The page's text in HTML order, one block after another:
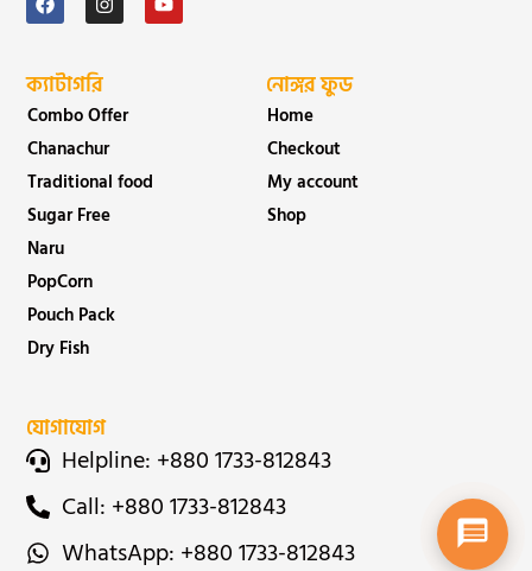
ক্যাটাগরি
Combo Offer
Chanachur
Traditional food
Sugar Free
Naru
PopCorn
Pouch Pack
Dry Fish
নোঙ্গর ফুড
Home
Checkout
My account
Shop
যোগাযোগ
Helpline: +880 1733-812843
Call: +880 1733-812843
WhatsApp: +880 1733-812843